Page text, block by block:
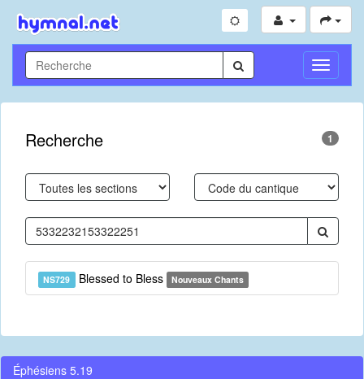
Toggle
Recherche 1
NS729 Blessed to Bless Nouveaux Chants
Éphésiens 5.19